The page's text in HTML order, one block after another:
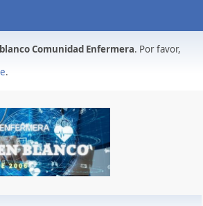
Comunidad Enfermera. Por favor,
.